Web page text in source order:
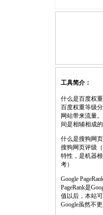
工具简介：
什么是百度权
百度权重等级
网站带来流量
间是相辅相成
什么是搜狗网
搜狗网页评级
特性，是机器
考）
Google
PageRank是
值以后，本站
Google虽然不